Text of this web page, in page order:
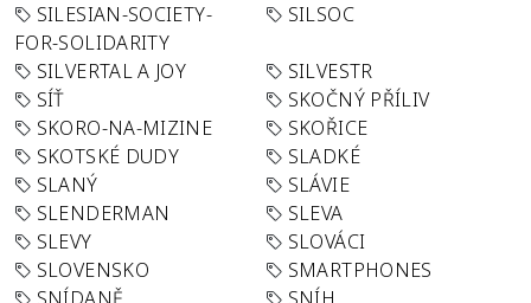
SILESIAN-SOCIETY-
FOR-SOLIDARITY
SILSOC
SILVERTAL A JOY
SILVESTR
SÍŤ
SKOČNÝ PŘÍLIV
SKORO-NA-MIZINE
SKOŘICE
SKOTSKÉ DUDY
SLADKÉ
SLANÝ
SLÁVIE
SLENDERMAN
SLEVA
SLEVY
SLOVÁCI
SLOVENSKO
SMARTPHONES